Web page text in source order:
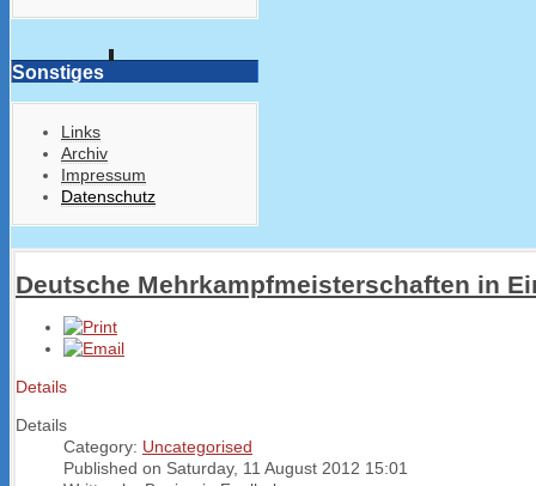
Sonstiges
Links
Archiv
Impressum
Datenschutz
Deutsche Mehrkampfmeisterschaften in
Details
Details
Category: Uncategorised
Published on Saturday, 11 August 2012 15:01